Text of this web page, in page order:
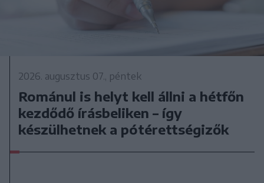
2026. augusztus 07., péntek
Románul is helyt kell állni a hétfőn
kezdődő írásbeliken – így
készülhetnek a pótérettségizők